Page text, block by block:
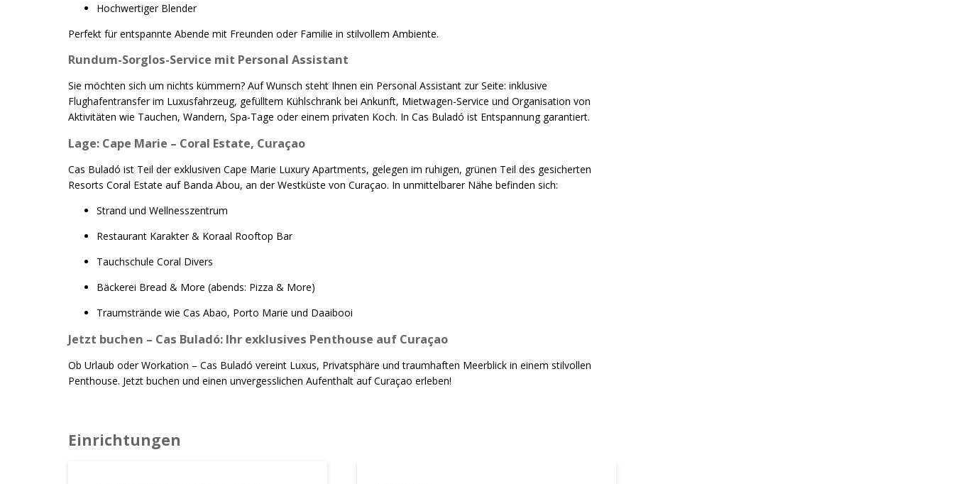
Hochwertiger Blender
Perfekt für entspannte Abende mit Freunden oder Familie in stilvollem Ambiente.
Rundum-Sorglos-Service mit Personal Assistant
Sie möchten sich um nichts kümmern? Auf Wunsch steht Ihnen ein Personal Assistant zur Seite: inklusive
Flughafentransfer im Luxusfahrzeug, gefülltem Kühlschrank bei Ankunft, Mietwagen-Service und Organisation von
Aktivitäten wie Tauchen, Wandern, Spa-Tage oder einem privaten Koch. In Cas Buladó ist Entspannung garantiert.
Lage: Cape Marie – Coral Estate, Curaçao
Cas Buladó ist Teil der exklusiven Cape Marie Luxury Apartments, gelegen im ruhigen, grünen Teil des gesicherten
Resorts Coral Estate auf Banda Abou, an der Westküste von Curaçao. In unmittelbarer Nähe befinden sich:
Strand und Wellnesszentrum
Restaurant Karakter & Koraal Rooftop Bar
Tauchschule Coral Divers
Bäckerei Bread & More (abends: Pizza & More)
Traumstrände wie Cas Abao, Porto Marie und Daaibooi
Jetzt buchen – Cas Buladó: Ihr exklusives Penthouse auf Curaçao
Ob Urlaub oder Workation – Cas Buladó vereint Luxus, Privatsphäre und traumhaften Meerblick in einem stilvollen
Penthouse. Jetzt buchen und einen unvergesslichen Aufenthalt auf Curaçao erleben!
Einrichtungen